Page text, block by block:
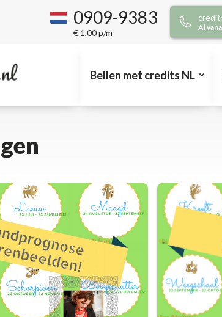
0909-9383
€ 1,00 p/m Al
Bellen met credits NL